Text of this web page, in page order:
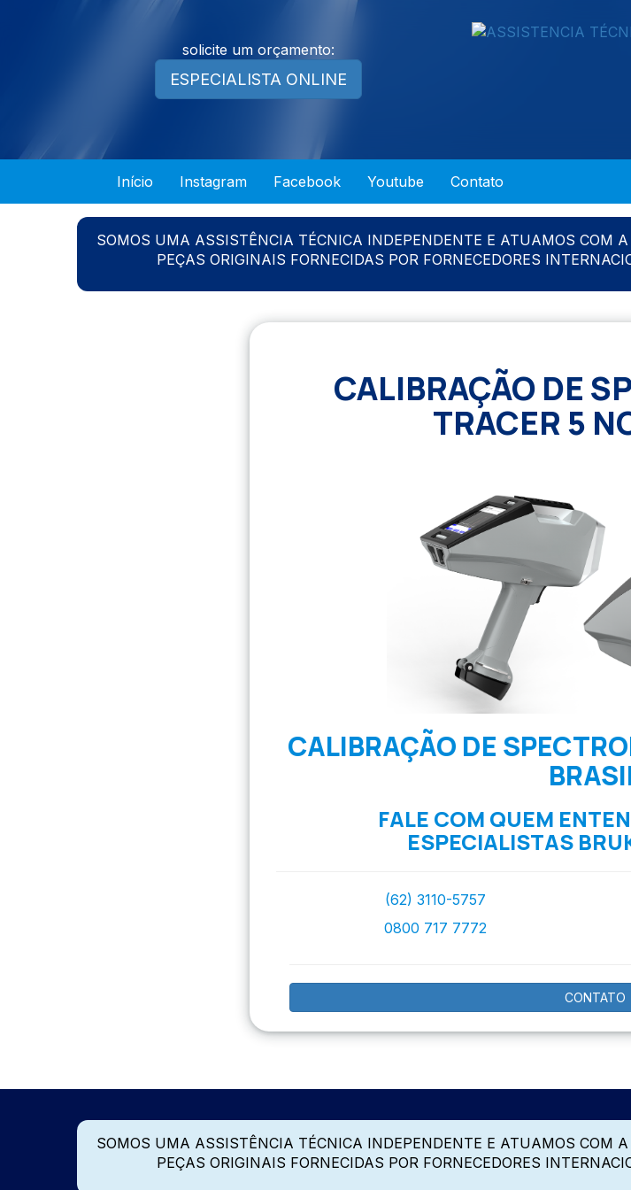
solicite um orçamento:
ESPECIALISTA ONLINE
Início Instagram Facebook Youtube Contato
SOMOS UMA ASSISTÊNCIA TÉCNICA INDEPENDENTE E ATUAMOS COM
PEÇAS ORIGINAIS FORNECIDAS POR FORNECEDORES
CALIBRAÇÃO DE
TRACER 5
CALIBRAÇÃO DE
FALE COM QUEM
ESPECIALISTAS
(62) 3110-5757
0800 717 7772
CONTATO
SOMOS UMA ASSISTÊNCIA TÉCNICA INDEPENDENTE E ATUAMOS COM
PEÇAS ORIGINAIS FORNECIDAS POR FORNECEDORES